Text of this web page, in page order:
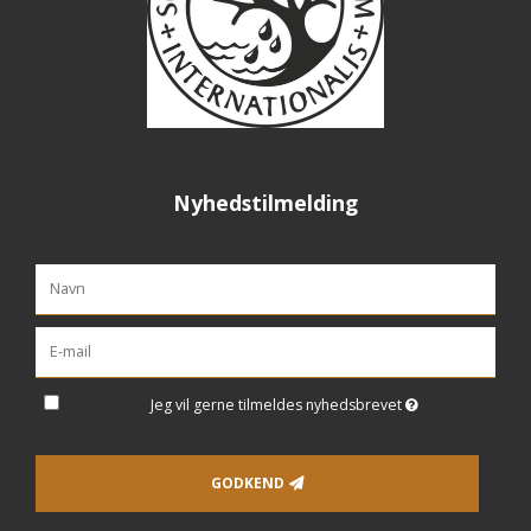
Nyhedstilmelding
Jeg vil gerne tilmeldes nyhedsbrevet
GODKEND